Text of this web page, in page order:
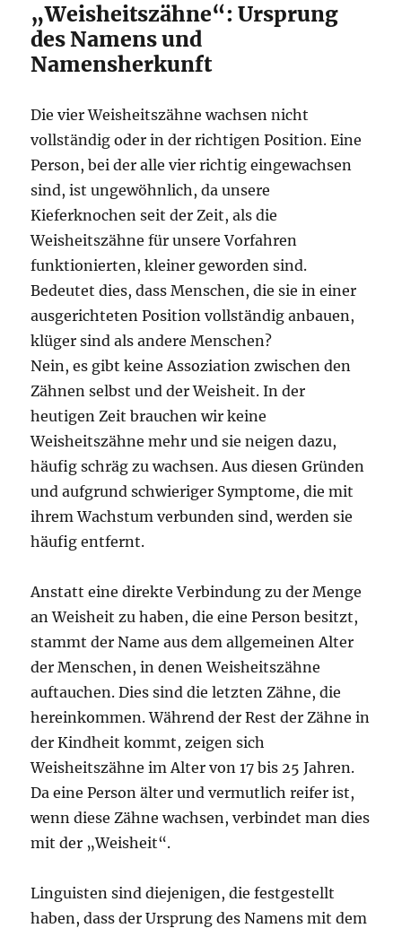
„Weisheitszähne“: Ursprung
des Namens und
Namensherkunft
Die vier Weisheitszähne wachsen nicht
vollständig oder in der richtigen Position. Eine
Person, bei der alle vier richtig eingewachsen
sind, ist ungewöhnlich, da unsere
Kieferknochen seit der Zeit, als die
Weisheitszähne für unsere Vorfahren
funktionierten, kleiner geworden sind.
Bedeutet dies, dass Menschen, die sie in einer
ausgerichteten Position vollständig anbauen,
klüger sind als andere Menschen?
Nein, es gibt keine Assoziation zwischen den
Zähnen selbst und der Weisheit. In der
heutigen Zeit brauchen wir keine
Weisheitszähne mehr und sie neigen dazu,
häufig schräg zu wachsen. Aus diesen Gründen
und aufgrund schwieriger Symptome, die mit
ihrem Wachstum verbunden sind, werden sie
häufig entfernt.
Anstatt eine direkte Verbindung zu der Menge
an Weisheit zu haben, die eine Person besitzt,
stammt der Name aus dem allgemeinen Alter
der Menschen, in denen Weisheitszähne
auftauchen. Dies sind die letzten Zähne, die
hereinkommen. Während der Rest der Zähne in
der Kindheit kommt, zeigen sich
Weisheitszähne im Alter von 17 bis 25 Jahren.
Da eine Person älter und vermutlich reifer ist,
wenn diese Zähne wachsen, verbindet man dies
mit der „Weisheit“.
Linguisten sind diejenigen, die festgestellt
haben, dass der Ursprung des Namens mit dem